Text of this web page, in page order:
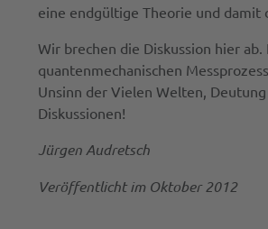
eine endgültige Theorie und damit
Wir brechen die Diskussion hier
quantenmechanischen
Unsinn der Vielen Welten,
Diskussionen!
Jürgen Audretsch
Veröffentlicht im Oktober 2012